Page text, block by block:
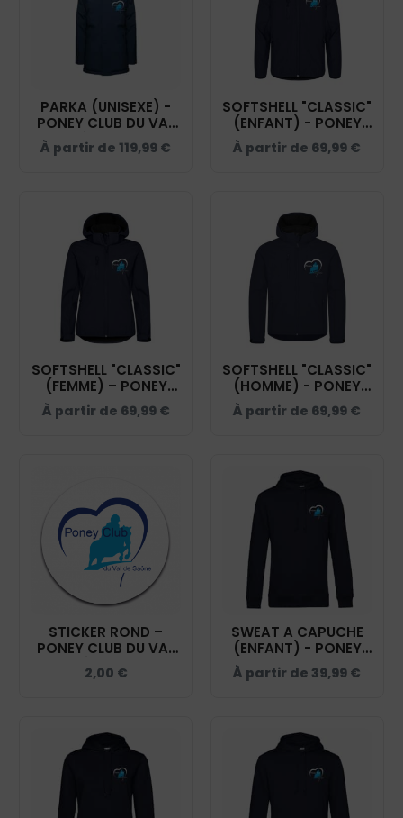
PARKA (UNISEXE) -
PONEY CLUB DU VAL
DE SAÔNE - NAVY -
PK543
À partir de 119,99 €
SOFTSHELL "CLASSIC"
(ENFANT) - PONEY
CLUB DU VAL DE
SAÔNE - NAVY -
À partir de 69,99 €
SOFTSHELL "CLASSIC"
(FEMME) – PONEY
CLUB DU VAL DE
SAÔNE - NAVY -
À partir de 69,99 €
SOFTSHELL "CLASSIC"
(HOMME) - PONEY
CLUB DU VAL DE
SAÔNE - NAVY -
À partir de 69,99 €
STICKER ROND –
PONEY CLUB DU VAL
DE SAÔNE – STI001
2,00 €
SWEAT A CAPUCHE
(ENFANT) - PONEY
CLUB DU VAL DE
SAÔNE - NAVY -
À partir de 39,99 €